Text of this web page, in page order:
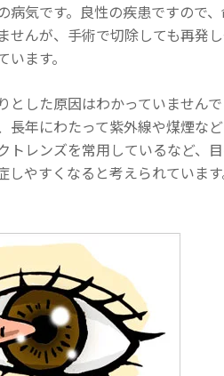
病気です。良性の疾患ですので
せんが、手術で切除しても再発
います。
とした原因はわかっていません
長年にわたって紫外線や煤煙など
トレンズを常用しているなど、
しやすくなると考えられています